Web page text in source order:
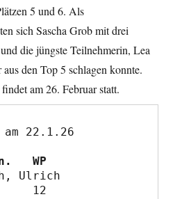
5 und 6. Als
sich Sascha Grob mit drei
die jüngste Teilnehmerin, Lea
den Top 5 schlagen konnte.
am 26. Februar statt.
WP
12